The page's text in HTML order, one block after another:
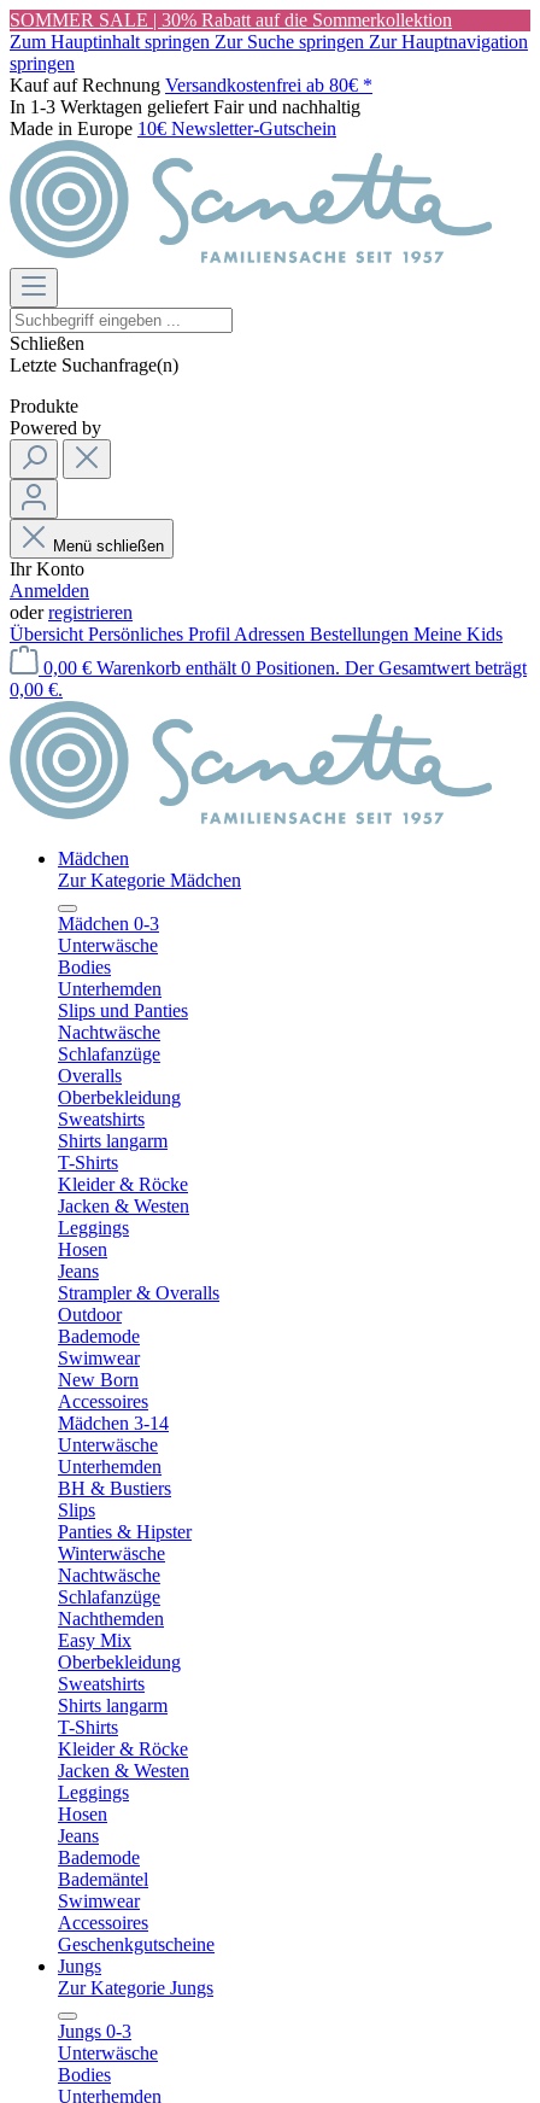
SOMMER SALE | 30% Rabatt auf die Sommerkollektion
Zum Hauptinhalt springen Zur Suche springen Zur Hauptnavigation
springen
Kauf auf Rechnung Versandkostenfrei ab 80€ *
In 1-3 Werktagen geliefert Fair und nachhaltig
Made in Europe 10€ Newsletter-Gutschein
Schließen
Letzte Suchanfrage(n)
Produkte
Powered by
Menü schließen
Ihr Konto
Anmelden
oderregistrieren
Übersicht Persönliches Profil Adressen Bestellungen Meine Kids
0,00 € Warenkorb enthält 0 Positionen. Der Gesamtwert beträgt
0,00 €.
Mädchen
Zur Kategorie Mädchen
Mädchen 0-3
Unterwäsche
Bodies
Unterhemden
Slips und Panties
Nachtwäsche
Schlafanzüge
Overalls
Oberbekleidung
Sweatshirts
Shirts langarm
T-Shirts
Kleider & Röcke
Jacken & Westen
Leggings
Hosen
Jeans
Strampler & Overalls
Outdoor
Bademode
Swimwear
New Born
Accessoires
Mädchen 3-14
Unterwäsche
Unterhemden
BH & Bustiers
Slips
Panties & Hipster
Winterwäsche
Nachtwäsche
Schlafanzüge
Nachthemden
Easy Mix
Oberbekleidung
Sweatshirts
Shirts langarm
T-Shirts
Kleider & Röcke
Jacken & Westen
Leggings
Hosen
Jeans
Bademode
Bademäntel
Swimwear
Accessoires
Geschenkgutscheine
Jungs
Zur Kategorie Jungs
Jungs 0-3
Unterwäsche
Bodies
Unterhemden